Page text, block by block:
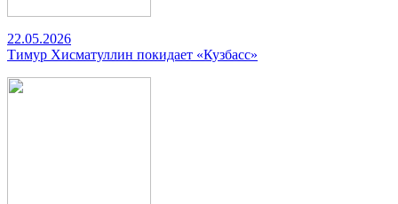
22.05.2026
Тимур Хисматуллин покидает «Кузбасс»